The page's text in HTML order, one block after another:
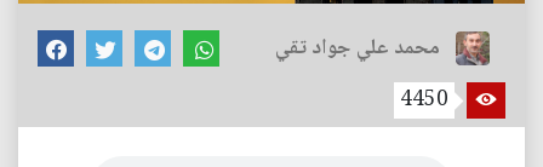
محمد علي جواد تقي
4450